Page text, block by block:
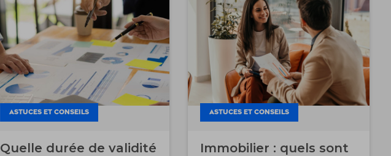
ASTUCES ET CONSEILS
Quelle durée de validité
ASTUCES ET CONSEILS
Immobilier : quels sont